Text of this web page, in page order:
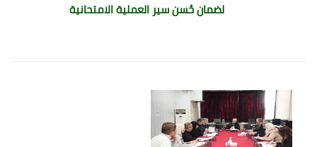
لضمان حُسن سير العملية الامتحانية